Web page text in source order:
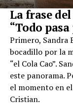
La frase
“Todo
Primero, Sandra
bocadillo por la
“el Cola Cao”.
este panorama.
el momento en
Cristian.